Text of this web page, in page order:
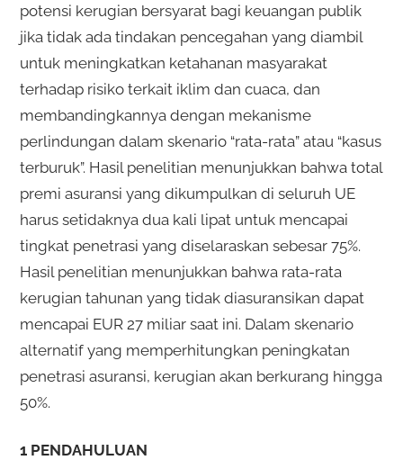
potensi kerugian bersyarat bagi keuangan publik
jika tidak ada tindakan pencegahan yang diambil
untuk meningkatkan ketahanan masyarakat
terhadap risiko terkait iklim dan cuaca, dan
membandingkannya dengan mekanisme
perlindungan dalam skenario “rata-rata” atau “kasus
terburuk”. Hasil penelitian menunjukkan bahwa total
premi asuransi yang dikumpulkan di seluruh UE
harus setidaknya dua kali lipat untuk mencapai
tingkat penetrasi yang diselaraskan sebesar 75%.
Hasil penelitian menunjukkan bahwa rata-rata
kerugian tahunan yang tidak diasuransikan dapat
mencapai EUR 27 miliar saat ini. Dalam skenario
alternatif yang memperhitungkan peningkatan
penetrasi asuransi, kerugian akan berkurang hingga
50%.
1 PENDAHULUAN